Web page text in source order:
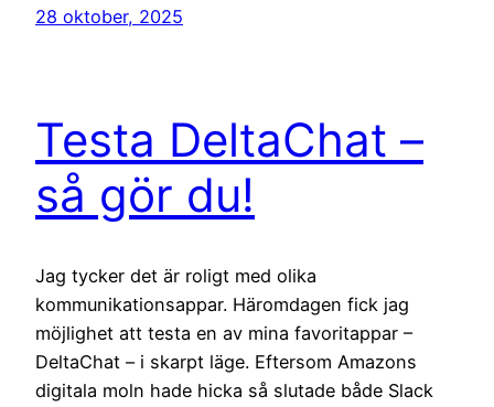
28 oktober, 2025
Testa DeltaChat –
så gör du!
Jag tycker det är roligt med olika
kommunikationsappar. Häromdagen fick jag
möjlighet att testa en av mina favoritappar –
DeltaChat – i skarpt läge. Eftersom Amazons
digitala moln hade hicka så slutade både Slack